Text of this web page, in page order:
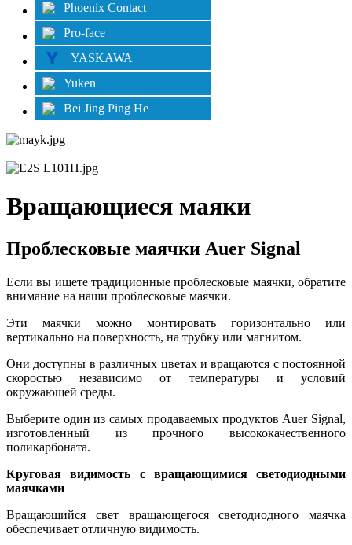
Phoenix Contact
Pro-face
YASKAWA
Yuken
Bei Jing Ping He
Вращающиеся маяки
Проблесковые маячки Auer Signal
Если вы ищете традиционные проблесковые маячки, обратите
внимание на наши проблесковые маячки.
Эти маячки можно монтировать горизонтально или
вертикально на поверхность, на трубку или магнитом.
Они доступны в различных цветах и ​​вращаются с постоянной
скоростью независимо от температуры и условий
окружающей среды.
Выберите один из самых продаваемых продуктов Auer Signal,
изготовленный из прочного высококачественного
поликарбоната.
Круговая видимость с вращающимися светодиодными
маячками
Вращающийся свет вращающегося светодиодного маячка
обеспечивает отличную видимость.